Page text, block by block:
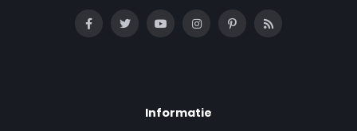
Informatie